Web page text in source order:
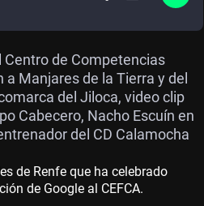
Centro de Competencias
a Manjares de la Tierra y del
del Jiloca, video clip
Cabecero, Nacho Escuín en
del CD Calamocha
de Renfe que ha celebrado
de Google al CEFCA.